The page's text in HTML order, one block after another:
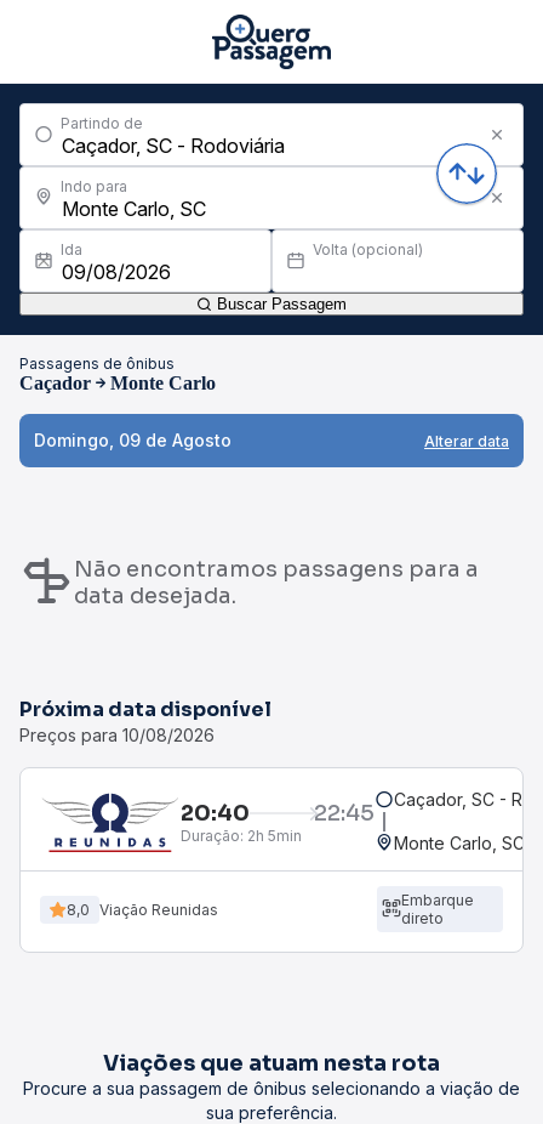
Partindo de
Indo para
Ida Volta (opcional)
Buscar Passagem
Passagens de ônibus
Caçador Monte Carlo
Domingo, 09 de Agosto Alterar data
Não encontramos passagens para a
data desejada.
Próxima data disponível
Preços para 10/08/2026
20:40 22:45
Duração: 2h 5min
Caçador, SC -
Monte Carlo, SC
8,0 Viação Reunidas
Embarque
direto
Viações que atuam nesta rota
Procure a sua passagem de ônibus selecionando a viação de
sua preferência.